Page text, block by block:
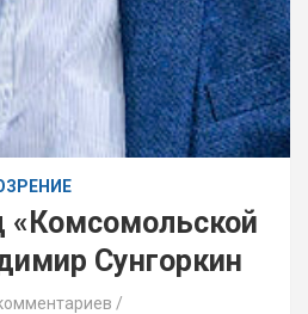
«Комсомольской
Сунгоркин